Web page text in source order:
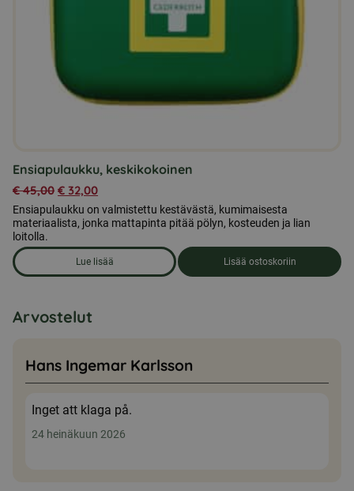
Ensiapulaukku, keskikokoinen
€45,00 € 32,00
Ensiapulaukku on valmistettu kestävästä, kumimaisesta
materiaalista, jonka mattapinta pitää pölyn, kosteuden ja lian
loitolla.
Lue lisää
om produkten Ensiapulaukku, keskikokoinen
Lisää ostoskoriin
Arvostelut
Hans Ingemar Karlsson
Inget att klaga på.
24 heinäkuun 2026